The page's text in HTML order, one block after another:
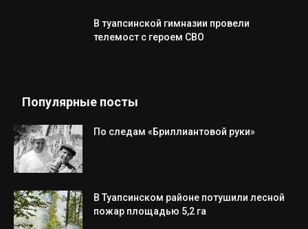
В туапсинской гимназии провели
телемост с героем СВО
Популярные посты
По следам «Бриллиантовой руки»
В Туапсинском районе потушили лесной
пожар площадью 5,2 га